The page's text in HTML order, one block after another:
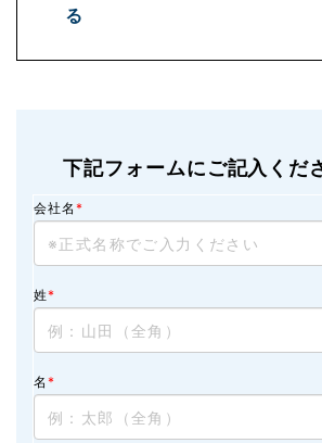
る
下記フォームにご記入くだ
会社名 *
姓*
名 *